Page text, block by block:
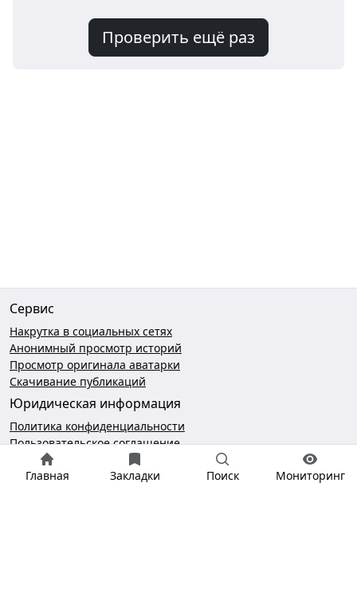
Главная Закладки Поиск Мониторинг
Проверить ещё раз
Сервис
Накрутка в социальных сетях
Анонимный просмотр историй
Просмотр оригинала аватарки
Скачивание публикаций
Юридическая информация
Политика конфиденциальности
Пользовательское соглашение
Безопасность платежей